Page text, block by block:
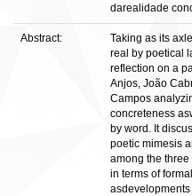
darealidade
Abstract:
Taking as its
real by poetical
reflection on a
Anjos, João
Campos
concreteness
by word. It
poetic mimesis
among the
in terms of